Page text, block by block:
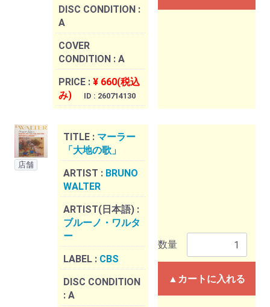
DISC CONDITION :
A
COVER
CONDITION : A
PRICE : ¥ 660(税込
み)
ID : 260714130
店舗
TITLE : マーラー
「大地の歌」
ARTIST : BRUNO
WALTER
ARTIST(日本語) :
ブルーノ・ワルタ
ー
LABEL : CBS
DISC CONDITION
: A
数量
▲カートに入れる